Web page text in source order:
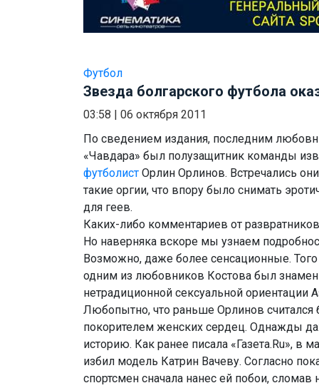
Футбол
Звезда болгарского футбола
03:58
06 октября 2011
По сведением издания, последним
«Чавдара» был полузащитник команды
футболист Орлин Орлинов. Встречались
такие оргии, что впору было снимать
для геев.
Каких-либо комментариев от
Но наверняка вскоре мы узнаем
Возможно, даже более сенсационные.
одним из любовников Костова был
нетрадиционной сексуальной ориентации
Любопытно, что раньше Орлинов
покорителем женских сердец. Однажды
историю. Как ранее писала «Газета.Ru», в
избил модель Катрин Вачеву. Согласно
спортсмен сначала нанес ей побои, сломав